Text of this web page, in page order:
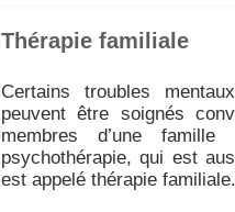
Thérapie familiale
Certains troubles
peuvent être soignés
membres d’une
psychothérapie, qui est
est appelé thérapie familiale.